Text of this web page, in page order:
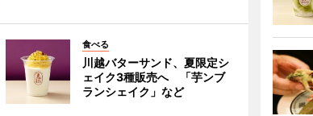
食べる
川越バターサンド、夏限定シ
ェイク3種販売へ 「芋ンブ
ランシェイク」など